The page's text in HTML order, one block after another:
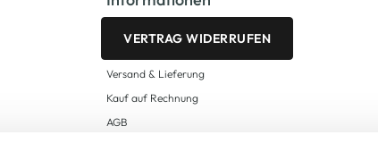
VERTRAG WIDERRUFEN
Versand & Lieferung
Kauf auf Rechnung
AGB